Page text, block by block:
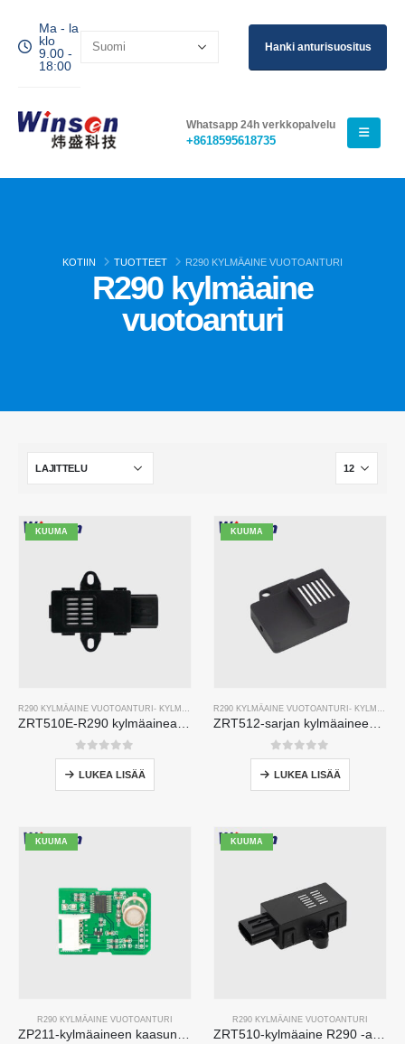
Ma - la
klo
9.00 -
18:00
Hanki anturisuositus
Whatsapp 24h verkkopalvelu
+8618595618735
KOTIIN TUOTTEET R290 KYLMÄAINE VUOTOANTURI
R290 kylmäaine
vuotoanturi
KUUMA
R290 KYLMÄAINE VUOTOANTURI - KYLMÄAINEKAASUN ANTURI
0viidestä
LUKEA LISÄÄ
KUUMA
R290 KYLMÄAINE VUOTOANTURI - KYLMÄAINEKAASUN ANTURI
0viidestä
LUKEA LISÄÄ
KUUMA
R290 KYLMÄAINE VUOTOANTURI
KUUMA
R290 KYLMÄAINE VUOTOANTURI